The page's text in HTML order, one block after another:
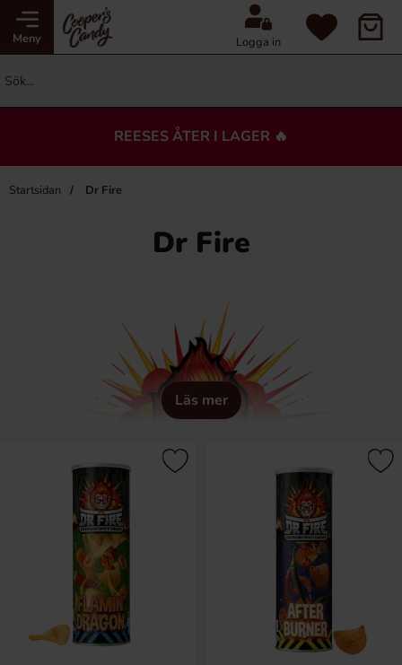
Meny Logga in
REESES ÅTER I LAGER 🔥
Startsidan Dr Fire
Dr Fire
Läs mer